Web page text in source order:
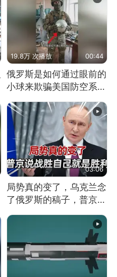
19.8万 次播放 00:44
俄罗斯是如何通过眼前的
小球来欺骗美国防空系统
的
03:06
局势真的变了，乌克兰念
了俄罗斯的稿子，普京说